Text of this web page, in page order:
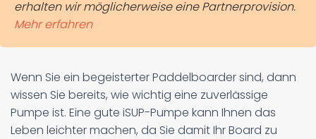
erhalten wir möglicherweise eine Partnerprovision.
Mehr erfahren
Wenn Sie ein begeisterter Paddelboarder sind, dann
wissen Sie bereits, wie wichtig eine zuverlässige
Pumpe ist. Eine gute iSUP-Pumpe kann Ihnen das
Leben leichter machen, da Sie damit Ihr Board zu